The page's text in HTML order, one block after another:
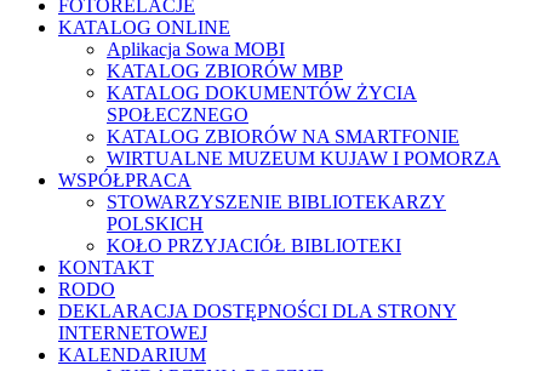
FOTORELACJE
KATALOG ONLINE
Aplikacja Sowa MOBI
KATALOG ZBIORÓW MBP
KATALOG DOKUMENTÓW ŻYCIA
SPOŁECZNEGO
KATALOG ZBIORÓW NA SMARTFONIE
WIRTUALNE MUZEUM KUJAW I POMORZA
WSPÓŁPRACA
STOWARZYSZENIE BIBLIOTEKARZY
POLSKICH
KOŁO PRZYJACIÓŁ BIBLIOTEKI
KONTAKT
RODO
DEKLARACJA DOSTĘPNOŚCI DLA STRONY
INTERNETOWEJ
KALENDARIUM